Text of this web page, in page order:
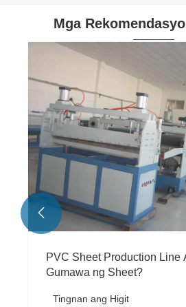
Mga
PVC Sheet Production Line
Gumawa ng Sheet?
Tingnan ang Higit
